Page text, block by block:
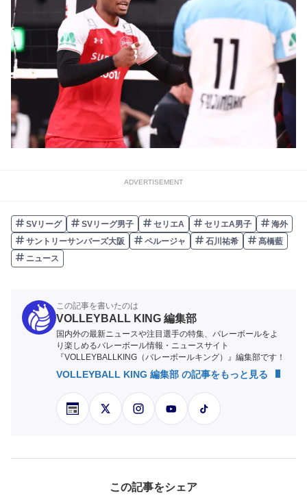
ADVERTISEMENT
SVリーグ SVリーグ男子 セリエA セリエA男子
海外
サントリーサンバーズ大阪
ペルージャ 石川祐希
髙橋藍
ニュース
この記事を書いたのは
VOLLEYBALL KING 編集部
国内外の最新ニュースや注目選手の特集、バレーボールをよ
り楽しめるバレーボール情報・ニュースサイト
『VOLLEYBALLKING（バレーボールキング）』編集部です！
VOLLEYBALL KING 編集部 の記事をもっと見る
この記事をシェア